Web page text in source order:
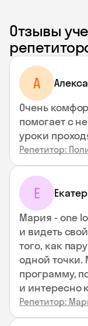
Отзывы
A
Очень
помогает с
уроки
Репетитор:
Е
Мария - one
и видеть
того, как
одной точки.
программу,
и интересно
Репетитор: